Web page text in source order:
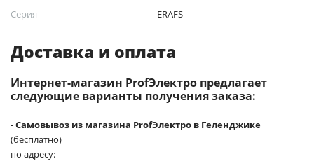
Серия
ERAFS
Доставка и оплата
Интернет-магазин ProfЭлектро предлагает
следующие варианты получения заказа:
-Самовывоз из магазина ProfЭлектро в Геленджике
(бесплатно)
по адресу: